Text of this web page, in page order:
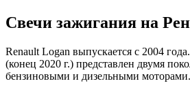
Свечи зажигания на
Renault Logan выпускается с 2004
(конец 2020 г.) представлен двумя
бензиновыми и дизельными моторами.